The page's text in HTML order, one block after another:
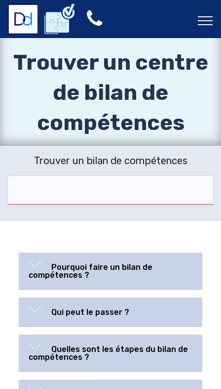
Trouver un centre
de bilan de
compétences
Trouver un bilan de compétences
Pourquoi faire un bilan de
compétences ?
Qui peut le passer ?
Quelles sont les étapes du bilan de
compétences ?